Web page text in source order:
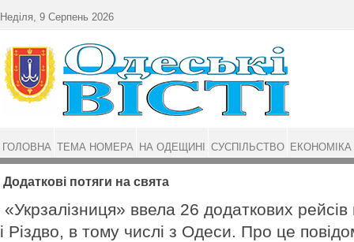
Додаткові потяги на свята
«Укрзалізниця» ввела 26 додаткових рейсів
і Різдво, в тому числі з Одеси. Про це
Неділя, 9 Серпень 2026
ГОЛОВНА ТЕМА НОМЕРА НА ОДЕЩИНІ СУСПІЛЬСТВО ЕКОНОМІКА